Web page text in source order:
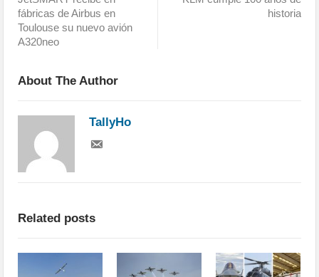
fábricas de Airbus en
Toulouse su nuevo avión
A320neo
historia
About The Author
TallyHo
Related posts